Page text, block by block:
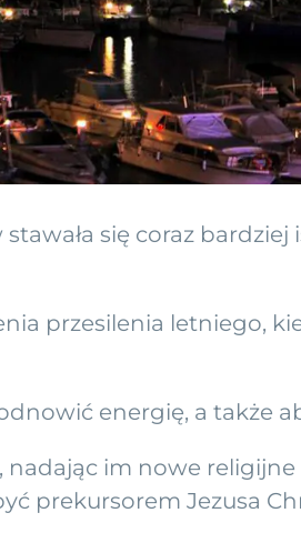
się coraz
przesilenia letniego,
energię, a także
im nowe
prekursorem Jezusa